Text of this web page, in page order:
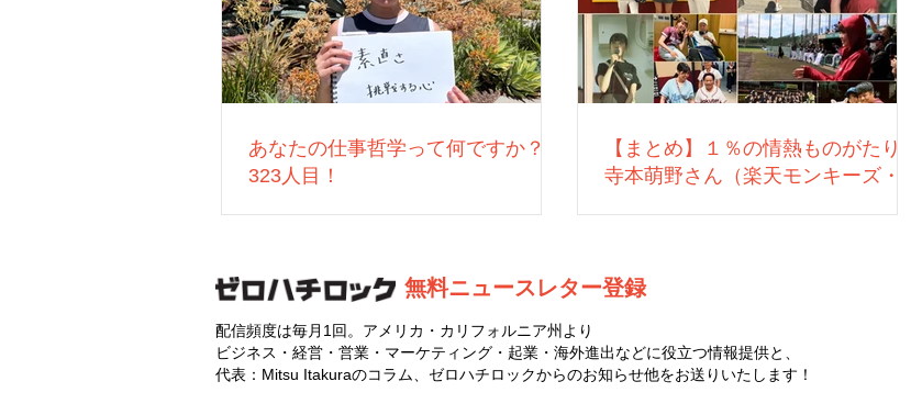
あなたの仕事哲学って何ですか？
323人目！
【まとめ】１％の情熱ものがたり：
寺本萌野さん（楽天モンキーズ・営
無料ニュースレター登録
配信頻度は毎月1回。アメリカ・カリフォルニア州より
ビジネス・経営・営業・マーケティング・起業・海外進出などに役立つ情報提供と、
代表：Mitsu Itakuraのコラム、ゼロハチロックからのお知らせ他をお送りいたします！